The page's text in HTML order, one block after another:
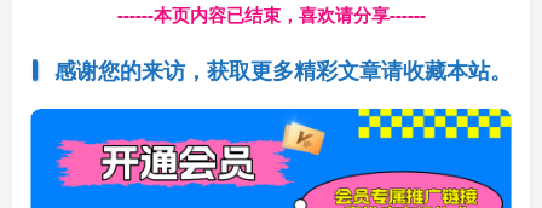
------本页内容已结束，喜欢请分享------
感谢您的来访，获取更多精彩文章请收藏本站。